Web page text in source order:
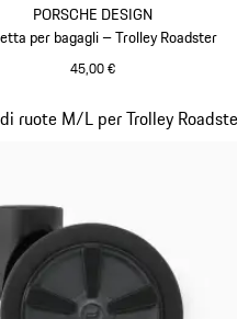
PORSCHE DESIGN
per bagagli – Trolley Roadster
45,00 €
ruote M/L per Trolley